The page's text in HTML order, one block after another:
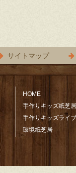
サイトマップ
HOME
手作りキッズ紙芝
手作りキッズライブ
環境紙芝居